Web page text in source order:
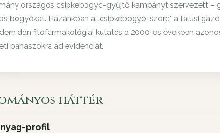
országos csipkebogyó-gyűjtő kampányt szervezett –
bogyókat. Hazánkban a „csipkebogyó-szörp" a falusi
dán fitofarmakológiai kutatás a 2000-es években
panaszokra ad evidenciát.
háttér
profil